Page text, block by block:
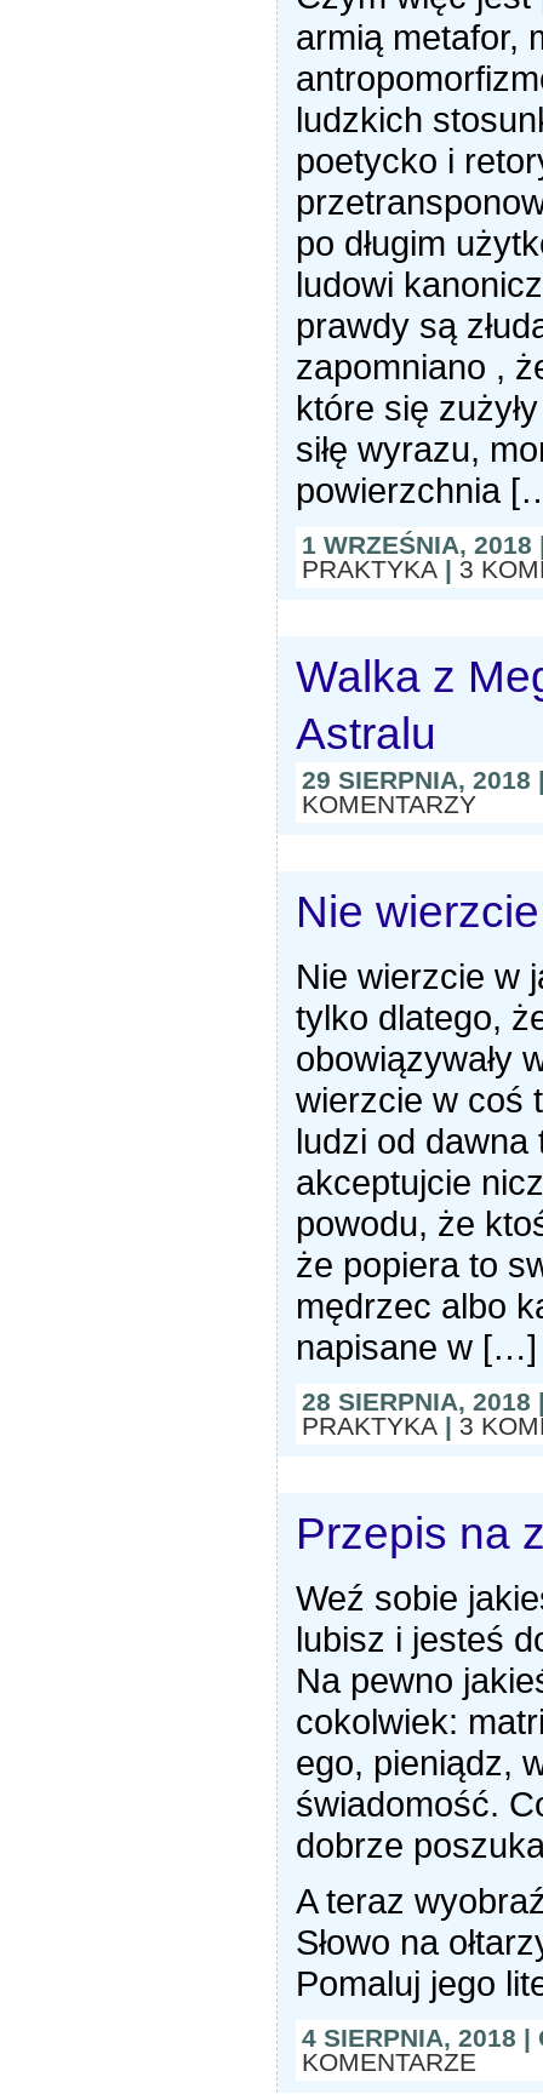
armią metafor,
ludzkich
poetycko i
po długim
ludowi
prawdy są
zapomniano ,
które się
siłę wyrazu,
powierzchnia
1 WRZEŚNIA, 2018
PRAKTYKA | 3
Walka z
Astralu
29 SIERPNIA, 2018
KOMENTARZY
Nie wierzcie
Nie wierzcie w
tylko dlatego,
obowiązywały
wierzcie w coś
ludzi od
akceptujcie
powodu, że
że popiera to
mędrzec albo
napisane w […]
28 SIERPNIA, 2018
PRAKTYKA | 3
Przepis na
Weź sobie
lubisz i jesteś
Na pewno
cokolwiek:
ego, pieniądz,
świadomość.
dobrze
A teraz
Słowo na
Pomaluj jego
4 SIERPNIA, 2018 |
KOMENTARZE